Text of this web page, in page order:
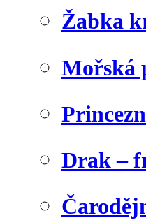
Žabka
Mořská
Drak –